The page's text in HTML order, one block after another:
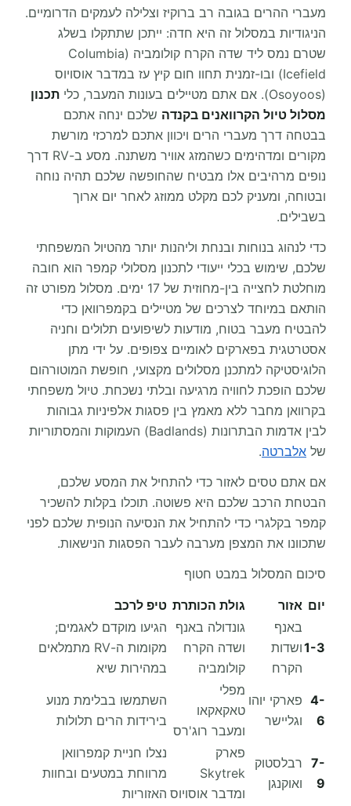
מעברי ההרים בגובה רב ברוקיז וצלילה לעמקים הדרומיים.
הניגודיות במסלול זה היא חדה: ייתכן שתתקלו בשלג
שטרם נמס ליד שדה הקרח קולומביה (Columbia
Icefield) ובו-זמנית תחוו חום קיץ עז במדבר אוסויוס
(Osoyoos). אם אתם מטיילים בעונות המעבר, כלי
תכנון
מסלול טיול הקרוואנים בקנדה שלכם ינחה אתכם
בבטחה דרך מעברי הרים ויכוון אתכם למרכזי מורשת
מקורים ומדהימים כשהמזג אוויר משתנה. מסע ב-RV דרך
נופים מרהיבים אלו מבטיח שהחופשה שלכם תהיה נוחה
ובטוחה, ומעניק לכם מקלט ממוזג לאחר יום ארוך
בשבילים.
כדי לנהוג בנוחות ובנחת וליהנות יותר מהטיול המשפחתי
שלכם, שימוש בכלי ייעודי לתכנון מסלולי קמפר הוא חובה
מוחלטת לחצייה בין-מחוזית של 17 ימים. מסלול מפורט זה
הותאם במיוחד לצרכים של מטיילים בקמפרוואן כדי
להבטיח מעבר בטוח, מודעות לשיפועים תלולים וחניה
אסטרטגית בפארקים לאומיים צפופים. על ידי מתן
הלוגיסטיקה למתכנן מסלולים מקצועי, חופשת המוטורהום
שלכם הופכת לחוויה מרגיעה ובלתי נשכחת. טיול משפחתי
בקרוואן מחבר ללא מאמץ בין פסגות אלפיניות גבוהות
לבין אדמות הבתרונות (Badlands) העמוקות והמסתוריות
של אלברטה.
אם אתם טסים לאזור כדי להתחיל את המסע שלכם,
הבטחת הרכב שלכם היא פשוטה. תוכלו בקלות להשכיר
קמפר בקלגרי כדי להתחיל את הנסיעה הנופית שלכם לפני
שתכוונו את המצפן מערבה לעבר הפסגות הנישאות.
סיכום המסלול במבט חטוף
יום אזור גולת הכותרת טיפ לרכב
1-3
באנף
ושדות
הקרח
גונדולה באנף
ושדה הקרח
קולומביה
הגיעו מוקדם לאגמים;
מקומות ה-RV מתמלאים
במהירות שיא
4-
6
פארקי יוהו
וגליישר
מפלי
טאקאקאו
ומעבר רוג'רס
השתמשו בבלימת מנוע
בירידות הרים תלולות
7-
9
רבלסטוק
ואוקנגן
פארק
Skytrek
ומדבר אוסויוס
נצלו חניית קמפרוואן
מרווחת במטעים ובחוות
האזוריות